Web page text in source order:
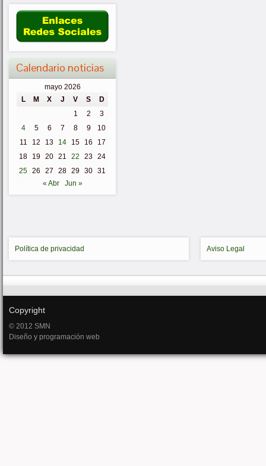
Calendario noticias
mayo 2026
L
M X J V S
D
1
2
3
4
5 6 7 8 9
10
11
12 13 14 15 16
17
18
19 20 21 22 23 24
25 26 27 28 29 30 31
« Abr
Jun »
Política de privacidad Aviso Legal
Copyright
© 2012 SMN
Diseño y programación web